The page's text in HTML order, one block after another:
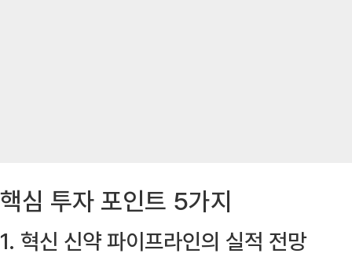
핵심 투자 포인트 5가지
1. 혁신 신약 파이프라인의 실적 전망